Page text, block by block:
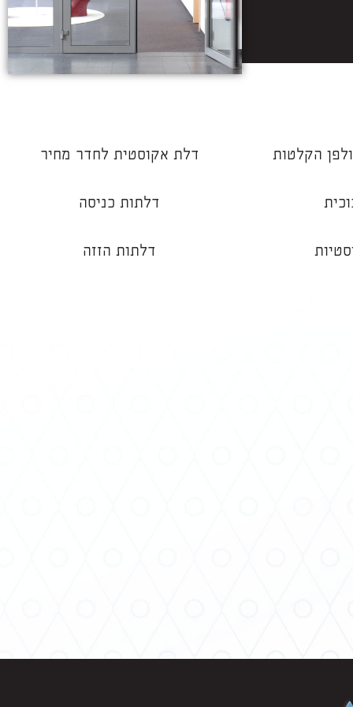
הקלטות דלת אקוסטית לחדר מחיר
דלתות כניסה
דלתות הזזה